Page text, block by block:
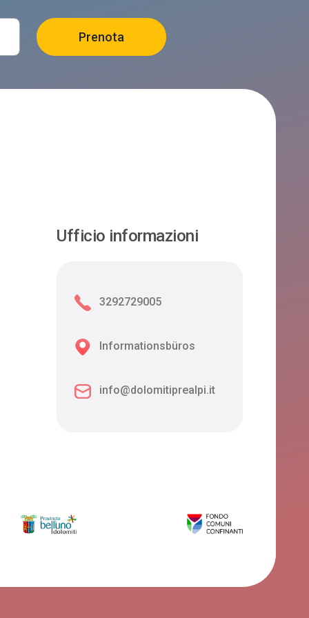
Ufficio informazioni
3292729005
Informationsbüros
info@dolomitiprealpi.it